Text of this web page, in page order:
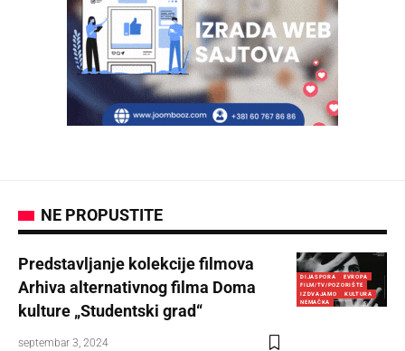
NE PROPUSTITE
DIJASPORA
EVROPA
FILM/TV/POZORIŠTE
IZDVAJAMO
KULTURA
NEMAČKA
Predstavljanje kolekcije filmova
Arhiva alternativnog filma Doma
kulture „Studentski grad“
septembar 3, 2024